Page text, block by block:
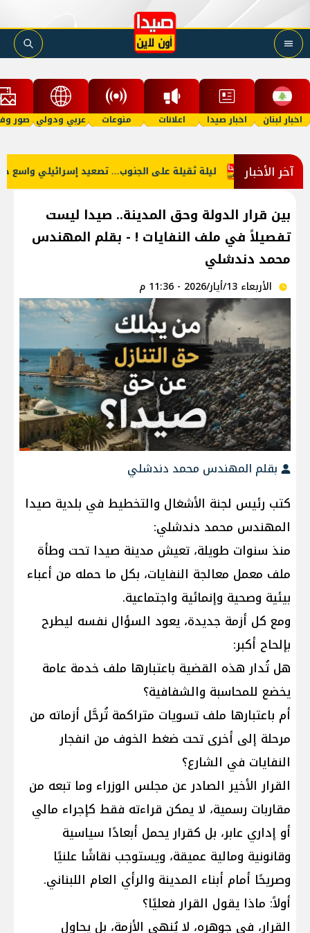
اخبار لبنان اخبار صيدا اعلانات منوعات عربي ودولي صور
آخر الأخبار ليلة ثقيلة على الجنوب... تصعيد إسرائيلي واسع حتى السفن
بين قرار الدولة وحق المدينة.. صيدا ليست
تفصيلاً في ملف النفايات ! - بقلم المهندس
محمد دندشلي
الأربعاء 13/أيار/2026 - 11:36 م
بقلم المهندس محمد دندشلي
كتب رئيس لجنة الأشغال والتخطيط في بلدية صيدا
المهندس محمد دندشلي:
منذ سنوات طويلة، تعيش مدينة صيدا تحت وطأة
ملف معمل معالجة النفايات، بكل ما حمله من أعباء
بيئية وصحية وإنمائية واجتماعية.
ومع كل أزمة جديدة، يعود السؤال نفسه ليطرح
بإلحاح أكبر:
هل تُدار هذه القضية باعتبارها ملف خدمة عامة
يخضع للمحاسبة والشفافية؟
أم باعتبارها ملف تسويات متراكمة تُرحَّل أزماته من
مرحلة إلى أخرى تحت ضغط الخوف من انفجار
النفايات في الشارع؟
القرار الأخير الصادر عن مجلس الوزراء وما تبعه من
مقاربات رسمية، لا يمكن قراءته فقط كإجراء مالي
أو إداري عابر، بل كقرار يحمل أبعادًا سياسية
وقانونية ومالية عميقة، ويستوجب نقاشًا علنيًا
وصريحًا أمام أبناء المدينة والرأي العام اللبناني.
أولاً: ماذا يقول القرار فعليًا؟
القرار، في جوهره، لا يُنهي الأزمة، بل يحاول